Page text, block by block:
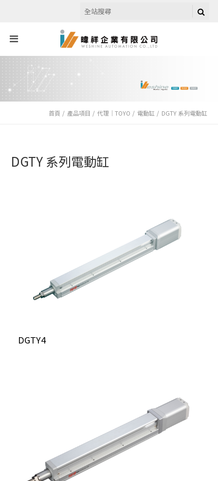
首頁 產品項目 代理｜TOYO 電動缸 DGTY 系列電動缸
DGTY 系列電動缸
DGTY4